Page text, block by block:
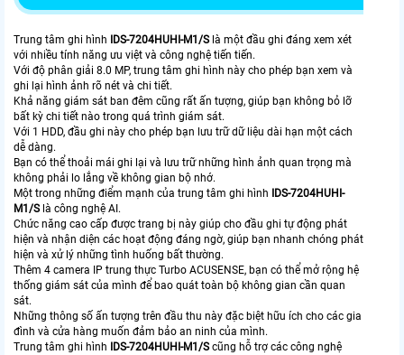
Trung tâm ghi hình IDS-7204HUHI-M1/Slà một đầu ghi đáng xem xét
với nhiều tính năng ưu việt và công nghệ tiến tiến.
Với độ phân giải 8.0 MP, trung tâm ghi hình này cho phép bạn xem và
ghi lại hình ảnh rõ nét và chi tiết.
Khả năng giám sát ban đêm cũng rất ấn tượng, giúp bạn không bỏ lỡ
bất kỳ chi tiết nào trong quá trình giám sát.
Với 1 HDD, đầu ghi này cho phép bạn lưu trữ dữ liệu dài hạn một cách
dễ dàng.
Bạn có thể thoải mái ghi lại và lưu trữ những hình ảnh quan trọng mà
không phải lo lắng về không gian bộ nhớ.
Một trong những điểm mạnh của trung tâm ghi hình
IDS-7204HUHI-
M1/Slà công nghệ AI.
Chức năng cao cấp được trang bị này giúp cho đầu ghi tự động phát
hiện và nhận diện các hoạt động đáng ngờ, giúp bạn nhanh chóng phát
hiện và xử lý những tình huống bất thường.
Thêm 4 camera IP trung thực Turbo ACUSENSE, bạn có thể mở rộng hệ
thống giám sát của mình để bao quát toàn bộ không gian cần quan
sát.
Những thông số ấn tượng trên đầu thu này đặc biệt hữu ích cho các gia
đình và cửa hàng muốn đảm bảo an ninh của mình.
Trung tâm ghi hình
IDS-7204HUHI-M1/Scũng hỗ trợ các công nghệ